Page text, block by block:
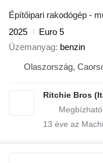
Építőipari rakodógép -
2025
Euro 5
Üzemanyag benzin
Olaszország,
Ritchie Bros
13 éve az